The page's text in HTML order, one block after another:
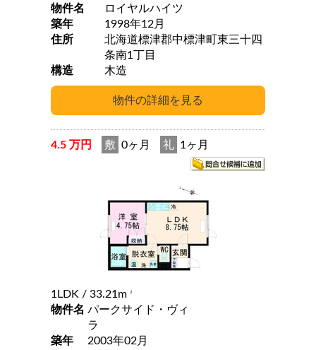
物件名
ロイヤルハイツ
築年
1998年12月
住所
北海道標津郡中標津町東三十四
条南1丁目
構造
木造
4.5 万円 敷 0ヶ月 礼 1ヶ月
1LDK / 33.21m 2
物件名 パークサイド・ヴィ
ラ
築年
2003年02月